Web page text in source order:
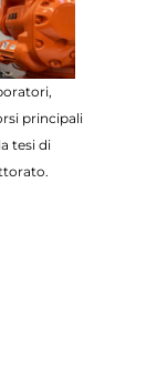
principali
tesi di